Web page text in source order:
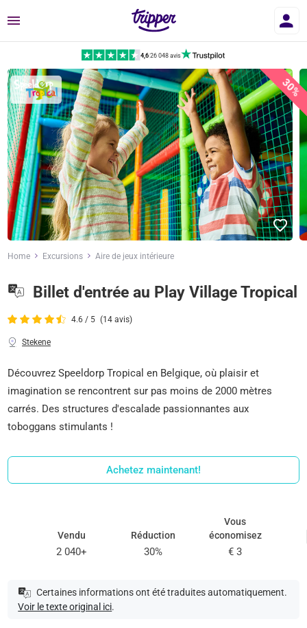
Menu
4,6|26 048 avis
30%
Home Excursions Aire de jeux intérieure
Billet d'entrée au Play Village Tropical
4.6 / 5 (14 avis)
Stekene
Découvrez Speeldorp Tropical en Belgique, où plaisir et
imagination se rencontrent sur pas moins de 2000 mètres
carrés. Des structures d'escalade passionnantes aux
toboggans stimulants !
Achetez maintenant!
Vendu
2 040+
Réduction
30%
Vous
économisez
€ 3
Certaines informations ont été traduites automatiquement.
Voir le texte original ici.